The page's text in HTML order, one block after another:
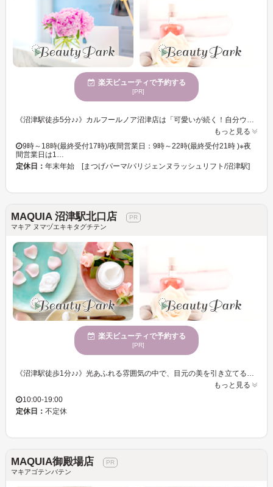
楽天ビューティで予約する
[PR]
《沼津駅徒歩5分♪♪》カルフールノア沼津店は「可愛いが続く！自分ウケ120%」をモットーにしたアイ専門店♪自分ウケやメロい目元になりたい方、忙しい時間の中で時短で可愛い目元になりたい方・コスパもタイパも良く通いたいお客様に◎ carrefour Noa沼津店は、自分ウケ120%・メロい目元になれるアイ専門店♪ タイパもコスパも良く、通いやすいお店づくりを徹底！ . 忙しくても、高いお金を払わなくても、アナタの可愛い目元を全力でサポート☆ . まつげパーマやパリジェンヌが初めての方も、お気軽にご来店ください。 スタッフがなりたいイメージとまつげ・眉毛の状態を見ながら、理想に近づくお手伝いをさせて頂きます♪ . 沼津駅から近くのアイ専門店はcarrefour Noa沼津店♪ . 【電話予約について】サロンからのお願い 当店はご来店中のお客様との時間を大切にするため、お電話でのご予約ですとお待たせしてしまう場合があります。 また、楽天ビューティー経由のお電話は、予約専用のためお客様のお電話番号がわからず、折り返しが出来かねます。 大変恐縮ですが、楽天ビューティー等のネット予約からご予約をお願いいたします。
もっと見る
9時～18時(最終受付17時)/夜間営業日：9時～22時(最終受付21時 )※夜
間営業日は1…
定休日： 年末年始 [まつげパーマ/パリジェンヌラッシュリフト/沼津駅]
MAQUIA 沼津駅北口店
マキア ヌマヅエキキタグチテン
楽天ビューティで予約する
[PR]
《沼津駅徒歩1分♪♪》光あふれる雰囲気の中で、目元の美を引き立てる技術！マツエクのエキスパートが手掛ける多彩なデザインで、理想のまつげを実現。さまざまな年齢層に支持される信頼のサロンで、毎日の表情をワンランクアップ！ MAQUIA 沼津駅北口店は、広々とした空間の中で、自然光が心地よく降り注ぐ店内が特徴です。多様な年齢向けに対応しているため、どんな方でも安心して利用できます。MAQUIA 沼津駅北口店で、心が静まる雰囲気を楽しみながら、希望のスタイルを追求できる時間を過ごしてみませんか。お手頃価格で高い感性のサービスを体験できるのが魅力です。心身共にリフレッシュした後、自分自身に新しい輝きを見つける可能性が広がります。どうぞお気軽にご来店ください。
もっと見る
10:00-19:00
定休日： 不定休
MAQUIA御殿場店
マキアゴテンバテン